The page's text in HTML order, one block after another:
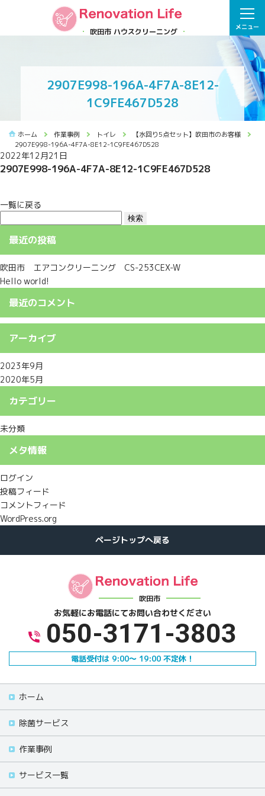
吹田市 ハウスクリーニング メニュー
2907E998-196A-4F7A-8E12-
1C9FE467D528
ホーム 作業事例 トイレ
【水回り5点セット】吹田市のお客様
2907E998-196A-4F7A-8E12-1C9FE467D528
2022年12月21日
2907E998-196A-4F7A-8E12-1C9FE467D528
一覧に戻る
索:
最近の投稿
吹田市 エアコンクリーニング CS-253CEX-W
Hello world!
最近のコメント
アーカイブ
2023年9月
2020年5月
カテゴリー
未分類
メタ情報
ログイン
投稿フィード
コメントフィード
WordPress.org
吹田市
お気軽にお電話にてお問い合わせください
050-3171-3803
電話受付は 9:00～ 19:00 不定休！
ホーム
除菌サービス
作業事例
サービス一覧